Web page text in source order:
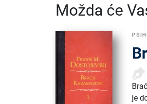
Možda će
je